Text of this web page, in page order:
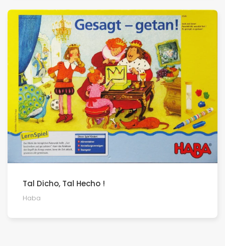
Tal Dicho, Tal Hecho !
Haba